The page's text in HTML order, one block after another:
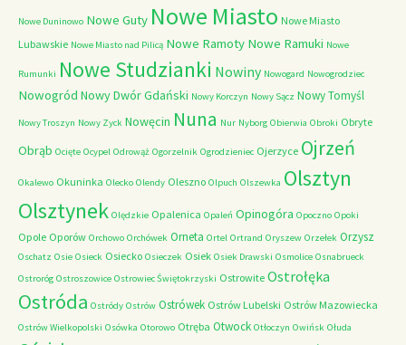
Nowe Duninowo Nowe Guty Nowe Miasto Nowe Miasto
Lubawskie Nowe Miasto nad Pilicą Nowe Ramoty Nowe Ramuki Nowe
Rumunki Nowe Studzianki Nowiny Nowogard Nowogrodziec
Nowogród Nowy Dwór Gdański Nowy Korczyn Nowy Sącz Nowy Tomyśl
Nowy Troszyn Nowy Zyck Nowęcin Nuna Nur Nyborg Obierwia Obroki Obryte
Obrąb Ocięte Ocypel Odrowąż Ogorzelnik Ogrodzieniec Ojerzyce Ojrzeń
Okalewo Okuninka Olecko Olendy Oleszno Olpuch Olszewka Olsztyn
Olsztynek Olędzkie Opalenica Opaleń Opinogóra Opoczno Opoki
Opole Oporów Orchowo Orchówek Orneta Ortel Ortrand Oryszew Orzełek Orzysz
Oschatz Osie Osieck Osiecko Osieczek Osiek Osiek Drawski Osmolice Osnabrueck
Ostroróg Ostroszowice Ostrowiec Świętokrzyski Ostrowite Ostrołęka
Ostróda Ostródy Ostrów Ostrówek Ostrów Lubelski Ostrów Mazowiecka
Ostrów Wielkopolski Osówka Otorowo Otręba Otwock Otłoczyn Owińsk Ołuda